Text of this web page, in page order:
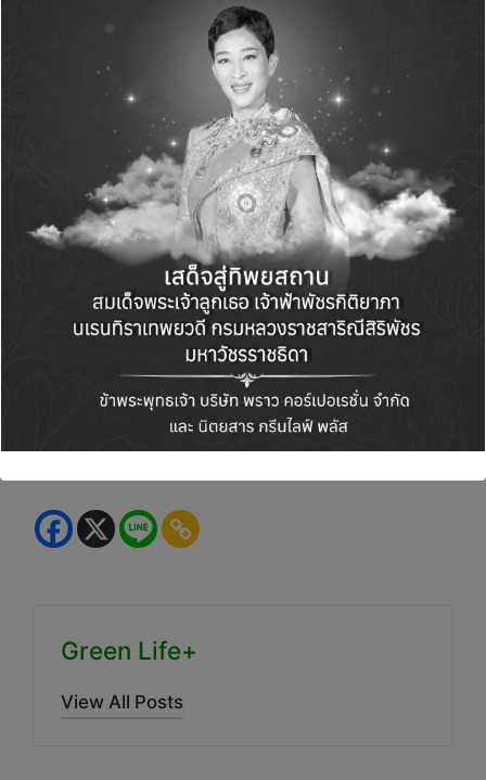
อีกหนึ่งจุดเด่นของคาโอ คือการผสานมาตรฐาน
การทำงานและความใส่ใจในรายละเอียดแบบญี่ปุ่น
เข้ากับวัฒนธรรมองค์กรยุคใหม่ที่เปิดกว้างและ
ยืดหยุ่น พร้อมกันนี้ คาโอยังส่งเสริมวัฒนธรรม
ความหลากหลายและการเคารพในความแตกต่าง
(Diversity & Inclusion) ควบคู่ไปกับการยึดมั่นใน
หลักสิทธิมนุษยชน โดยเปิดโอกาสให้พนักงานทุก
คนได้รับการปฏิบัติอย่างเท่าเทียม ไม่ว่าจะมีเพศ
อายุ วัฒนธรรม หรือภูมิหลังที่แตกต่างกัน เพื่อสร้าง
สภาพแวดล้อมการทำงานที่มองเห็นคุณค่าของ
“คน” สามารถเติบโตและมีส่วนร่วมในการขับ
เคลื่อนองค์กรได้อย่างเต็มศักยภาพ
Green Life+
View All Posts